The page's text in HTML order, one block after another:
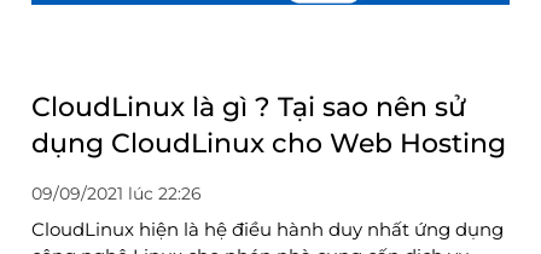
CloudLinux là gì ? Tại sao nên sử
dụng CloudLinux cho Web Hosting
09/09/2021 lúc 22:26
CloudLinux hiện là hệ điều hành duy nhất ứng dụng